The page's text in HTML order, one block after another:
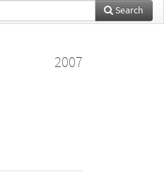
Search
2007